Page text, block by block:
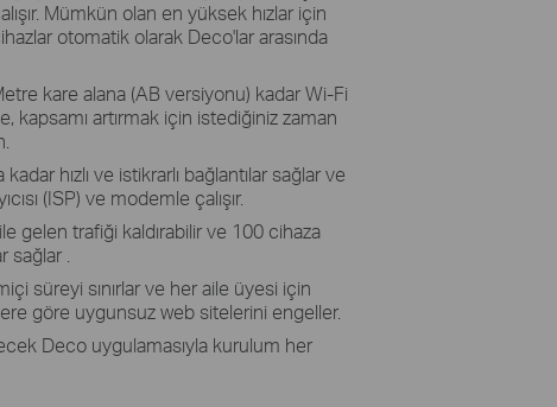
Mümkün olan en yüksek hızlar için
otomatik olarak Deco'lar arasında
kare alana (AB versiyonu) kadar Wi-Fi
kapsamı artırmak için istediğiniz zaman
kadar hızlı ve istikrarlı bağlantılar sağlar ve
(ISP) ve modemle çalışır.
gelen trafiği kaldırabilir ve 100 cihaza
sağlar .
süreyi sınırlar ve her aile üyesi için
göre uygunsuz web sitelerini engeller.
Deco uygulamasıyla kurulum her